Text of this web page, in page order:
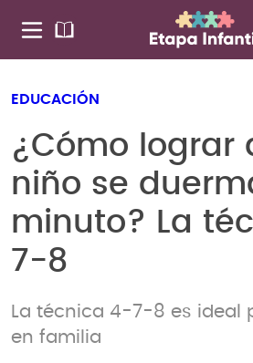
EDUCACIÓN
¿Cómo lograr
niño se
minuto? La
7-8
La técnica 4-7-8 es ideal
en familia